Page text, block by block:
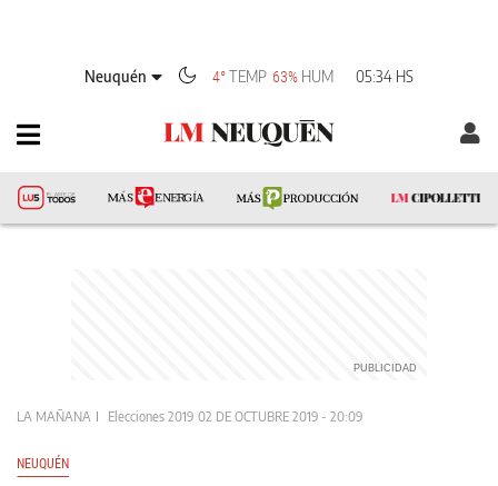
Neuquén 4°TEMP 63% HUM 05:34 HS
LA MAÑANA Elecciones 2019 02 DE OCTUBRE 2019 - 20:09
NEUQUÉN